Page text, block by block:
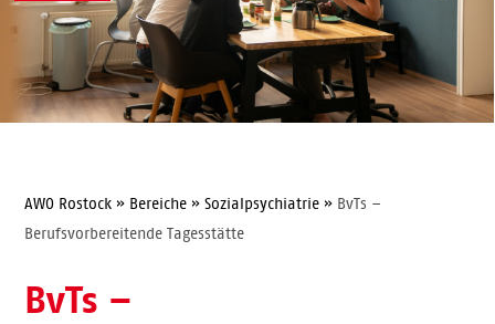
AWO Rostock » Bereiche »Sozialpsychiatrie » BvTs –
Berufsvorbereitende Tagesstätte
BvTs –